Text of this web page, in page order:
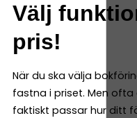
Välj
pris!
När du ska välja
fastna i priset. Men
faktiskt passar hur ditt